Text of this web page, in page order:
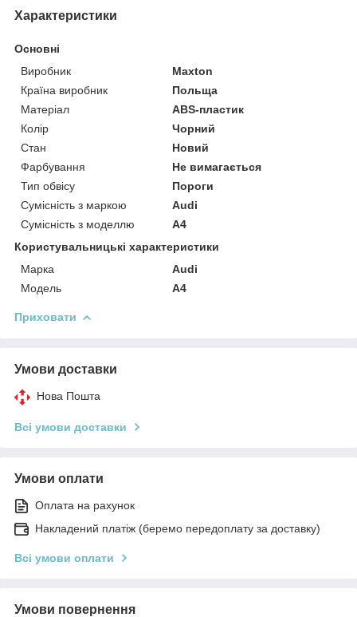
Характеристики
Основні
Виробник
Maxton
Країна виробник
Польща
Матеріал
ABS-пластик
Колір
Чорний
Стан
Новий
Фарбування
Не вимагається
Тип обвісу
Пороги
Сумісність з маркою
Audi
Сумісність з моделлю
A4
Користувальницькі характеристики
Марка
Audi
Модель
A4
Приховати
Умови доставки
Нова Пошта
Всі умови доставки
Умови оплати
Оплата на рахунок
Накладений платіж (беремо передоплату за доставку)
Всі умови оплати
Умови повернення